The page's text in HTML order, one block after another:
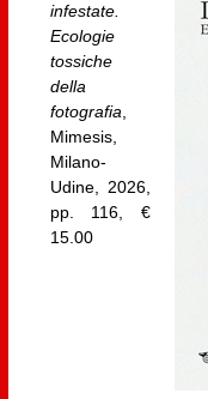
infestate.
Ecologie
tossiche
della
fotografia,
Mimesis,
Milano-
Udine, 2026,
pp. 116, €
15.00